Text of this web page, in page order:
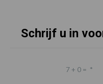
Schrijf u in
7 + 0 = *